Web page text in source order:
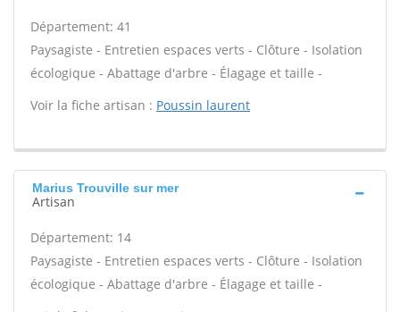
Département: 41
Paysagiste - Entretien espaces verts - Clôture - Isolation
écologique - Abattage d'arbre - Élagage et taille -
Voir la fiche artisan : Poussin laurent
Marius Trouville sur mer
Artisan
Département: 14
Paysagiste - Entretien espaces verts - Clôture - Isolation
écologique - Abattage d'arbre - Élagage et taille -